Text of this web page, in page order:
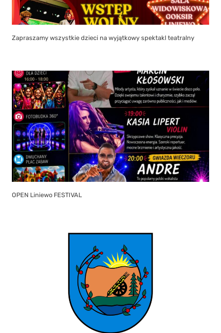
Zapraszamy wszystkie dzieci na wyjątkowy spektakl teatralny
OPEN Liniewo FESTIVAL